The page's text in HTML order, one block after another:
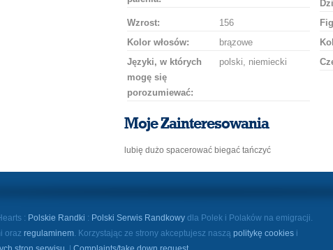
Wzrost:
156
Kolor włosów:
brązowe
Języki, w których
mogę się
porozumiewać:
polski, niemiecki
Moje Zainteresowania
lubię dużo spacerować biegać tańczyć
: Polskie Randki : Polski Serwis Randkowy dla Polek i Polaków na emigracji.
oraz regulaminem. Korzystając ze strony akceptujesz naszą politykę cookies i